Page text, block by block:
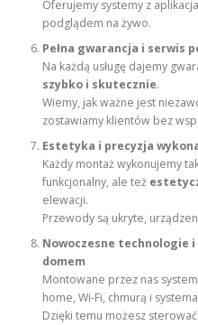
Oferujemy systemy z
podglądem na żywo.
Pełna gwarancja i serwis
Na każdą usługę dajemy
szybko i skutecznie.
Wiemy, jak ważne jest
zostawiamy klientów bez
Estetyka i precyzja
Każdy montaż wykonujemy
funkcjonalny, ale też
elewacji.
Przewody są ukryte,
Nowoczesne
domem
Montowane przez nas
home, Wi-Fi, chmurą i
Dzięki temu możesz